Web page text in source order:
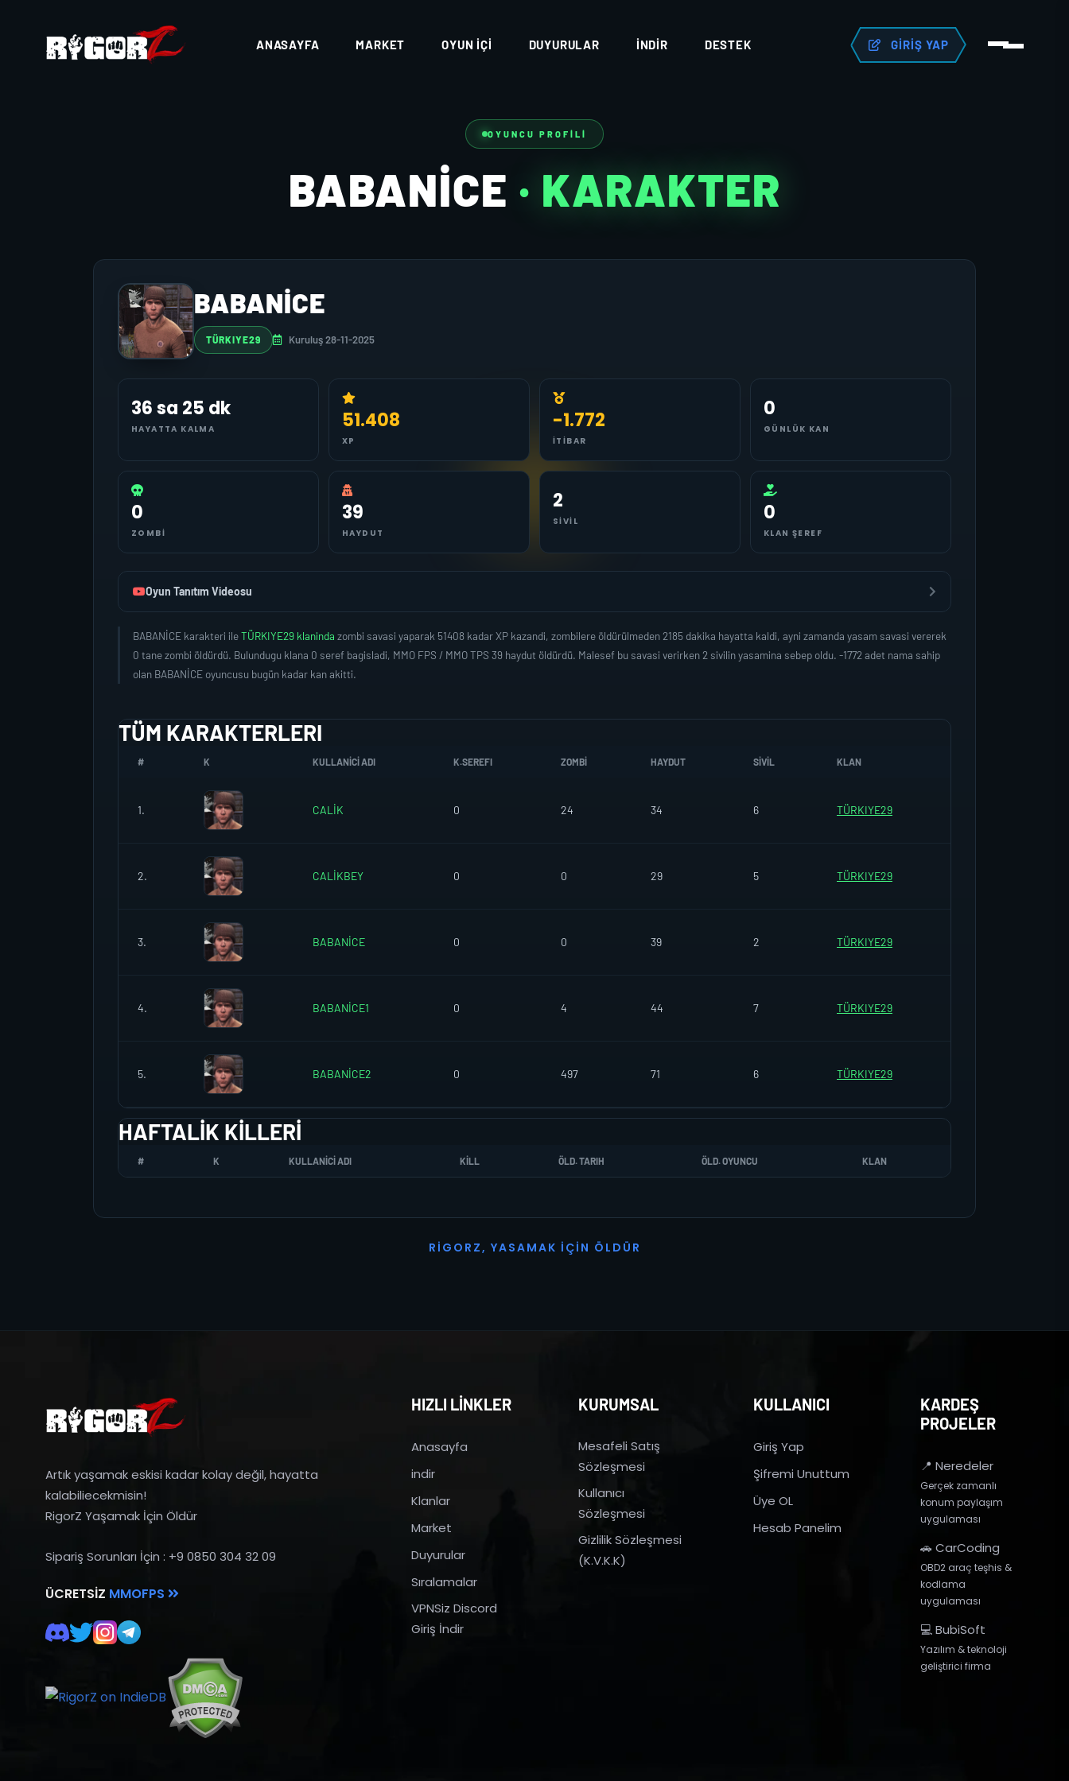
ANASAYFA MARKET OYUN İÇI DUYURULAR İNDIR DESTEK GIRIŞ YAP
OYUNCU PROFILI
BABANİCE · KARAKTER
BABANİCE
TÜRKIYE29 Kuruluş 28-11-2025
36 sa 25 dk
HAYATTA KALMA 51.408
XP
-1.772
İTIBAR
0
GÜNLÜK KAN
0
ZOMBI
39
HAYDUT
2
SIVIL 0
KLAN ŞEREF
Oyun Tanıtım Videosu
BABANİCE karakteri ileTÜRKIYE29 klaninda zombi savasi yaparak 51408 kadar XP kazandi, zombilere öldürülmeden 2185 dakika hayatta kaldi, ayni zamanda yasam savasi vererek
0 tane zombi öldürdü. Bulundugu klana 0 seref bagisladi, MMO FPS / MMO TPS 39 haydut öldürdü. Malesef bu savasi verirken 2 sivilin yasamina sebep oldu. -1772 adet nama sahip
olan BABANİCE oyuncusu bugün kadar kan akitti.
TÜM KARAKTERLERI
# K KULLANICI ADI K.SEREFI ZOMBI HAYDUT SIVIL KLAN
1. CALİK 0 24 34 6 TÜRKIYE29
2. CALİKBEY 0 0 29 5 TÜRKIYE29
3. BABANİCE 0 0 39 2 TÜRKIYE29
4. BABANİCE1 0 4 44 7 TÜRKIYE29
5. BABANİCE2 0 497 71 6 TÜRKIYE29
HAFTALIK KILLERI
# K KULLANICI ADI KILL ÖLD. TARIH ÖLD. OYUNCU KLAN
R I G O R Z, YASAMAK İ ÇI N Ö L D Ü R
Artık yaşamak eskisi kadar kolay değil, hayatta
kalabiliecekmisin!
RigorZ Yaşamak İçin Öldür
Sipariş Sorunları İçin : +9 0850 304 32 09
ÜCRETSIZ MMOFPS
HIZLI LİNKLER
Anasayfa
indir
Klanlar
Market
Duyurular
Sıralamalar
VPNSiz Discord
Giriş İndir
KURUMSAL
Mesafeli Satış
Sözleşmesi
Kullanıcı
Sözleşmesi
Gizlilik Sözleşmesi
(K.V.K.K)
KULLANICI
Giriş Yap
Şifremi Unuttum
Üye OL
Hesab Panelim
KARDEŞ
PROJELER
📍 Neredeler
Gerçek zamanlı
konum paylaşım
uygulaması
🚗 CarCoding
OBD2 araç teşhis &
kodlama
uygulaması
💻 BubiSoft
Yazılım & teknoloji
geliştirici firma